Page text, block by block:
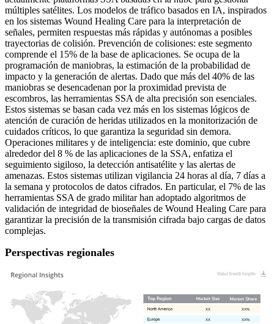
múltiples satélites. Los modelos de tráfico basados ​​en IA, inspirados
en los sistemas Wound Healing Care para la interpretación de
señales, permiten respuestas más rápidas y autónomas a posibles
trayectorias de colisión. Prevención de colisiones: este segmento
comprende el 15% de la base de aplicaciones. Se ocupa de la
programación de maniobras, la estimación de la probabilidad de
impacto y la generación de alertas. Dado que más del 40% de las
maniobras se desencadenan por la proximidad prevista de
escombros, las herramientas SSA de alta precisión son esenciales.
Estos sistemas se basan cada vez más en los sistemas lógicos de
atención de curación de heridas utilizados en la monitorización de
cuidados críticos, lo que garantiza la seguridad sin demora.
Operaciones militares y de inteligencia: este dominio, que cubre
alrededor del 8 % de las aplicaciones de la SSA, enfatiza el
seguimiento sigiloso, la detección antisatélite y las alertas de
amenazas. Estos sistemas utilizan vigilancia 24 horas al día, 7 días a
la semana y protocolos de datos cifrados. En particular, el 7% de las
herramientas SSA de grado militar han adoptado algoritmos de
validación de integridad de bioseñales de Wound Healing Care para
garantizar la precisión de la transmisión cifrada bajo cargas de datos
complejas.
Perspectivas regionales
XX%
XX
XX%
XX